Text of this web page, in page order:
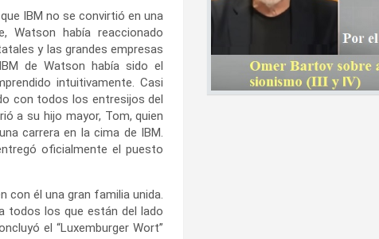
IBM no se convirtió en una
Watson había reaccionado
y las grandes empresas
de Watson había sido el
intuitivamente. Casi
con todos los entresijos del
a su hijo mayor, Tom, quien
carrera en la cima de IBM.
oficialmente el puesto
con él una gran familia unida.
todos los que están del lado
el “Luxemburger Wort”